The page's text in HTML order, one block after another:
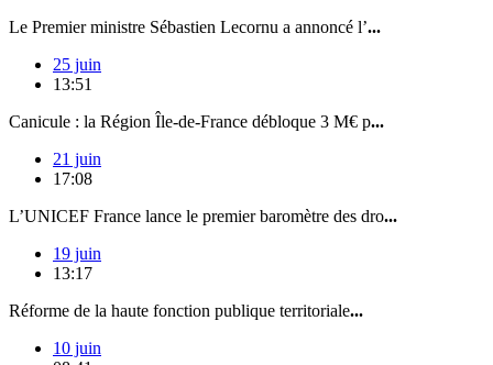
Le Premier ministre Sébastien Lecornu a annoncé l’...
25 juin
13:51
Canicule : la Région Île-de-France débloque 3 M€ p...
21 juin
17:08
L’UNICEF France lance le premier baromètre des dro...
19 juin
13:17
Réforme de la haute fonction publique territoriale...
10 juin